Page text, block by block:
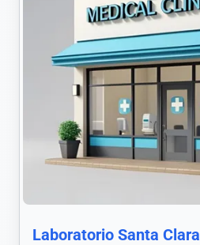
Laboratorio Santa Clara